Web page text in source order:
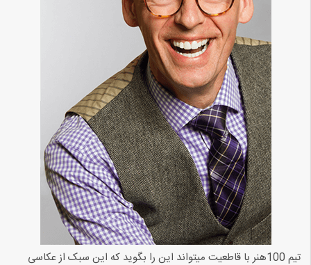
تیم 100هنر با قاطعیت میتواند این را بگوید که این سبک از عکاسی